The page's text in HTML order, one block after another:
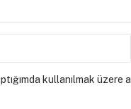
kullanılmak üzere